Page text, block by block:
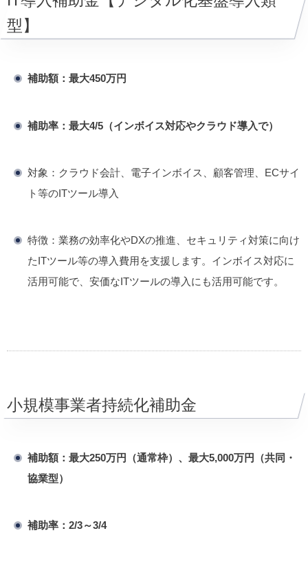
型】
補助額：最大450万円
補助率：最大4/5（インボイス対応やクラウド導入で）
対象：クラウド会計、電子インボイス、顧客管理、ECサイ
ト等のITツール導入
特徴：​ 業務の効率化やDXの推進、セキュリティ対策に向け
たITツール等の導入費用を支援します。インボイス対応に
活用可能で、安価なITツールの導入にも活用可能です。
小規模事業者持続化補助金
補助額：最大250万円（通常枠）、最大5,000万円（共同・
協業型）
補助率：2/3～3/4